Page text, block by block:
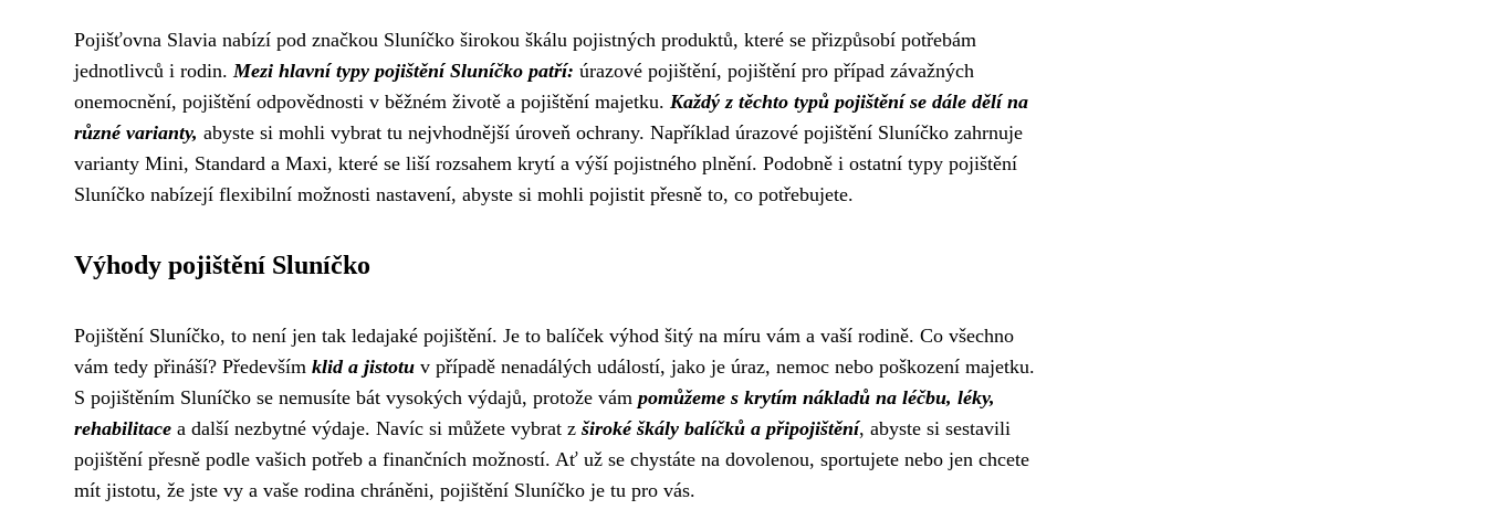
Pojišťovna Slavia nabízí pod značkou Sluníčko širokou škálu pojistných produktů, které se přizpůsobí potřebám
jednotlivců i rodin.Mezi hlavní typy pojištění Sluníčko patří: úrazové pojištění, pojištění pro případ závažných
onemocnění, pojištění odpovědnosti v běžném životě a pojištění majetku. Každý z těchto typů pojištění se dále dělí na
různé varianty, abyste si mohli vybrat tu nejvhodnější úroveň ochrany. Například úrazové pojištění Sluníčko zahrnuje
varianty Mini, Standard a Maxi, které se liší rozsahem krytí a výší pojistného plnění. Podobně i ostatní typy pojištění
Sluníčko nabízejí flexibilní možnosti nastavení, abyste si mohli pojistit přesně to, co potřebujete.
Výhody pojištění Sluníčko
Pojištění Sluníčko, to není jen tak ledajaké pojištění. Je to balíček výhod šitý na míru vám a vaší rodině. Co všechno
vám tedy přináší? Především klid a jistotu v případě nenadálých událostí, jako je úraz, nemoc nebo poškození majetku.
S pojištěním Sluníčko se nemusíte bát vysokých výdajů, protože vám pomůžeme s krytím nákladů na léčbu, léky,
rehabilitace a další nezbytné výdaje. Navíc si můžete vybrat z široké škály balíčků a připojištění, abyste si sestavili
pojištění přesně podle vašich potřeb a finančních možností. Ať už se chystáte na dovolenou, sportujete nebo jen chcete
mít jistotu, že jste vy a vaše rodina chráněni, pojištění Sluníčko je tu pro vás.